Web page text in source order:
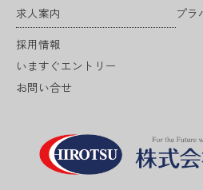
求人案内
採用情報
いますぐエントリー
お問い合せ
プラ